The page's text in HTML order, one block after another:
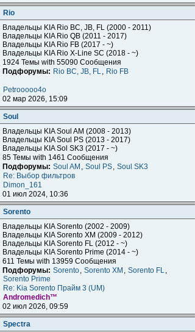
Rio
Владельцы KIA Rio BC, JB, FL (2000 - 2011)
Владельцы KIA Rio QB (2011 - 2017)
Владельцы KIA Rio FB (2017 - ~)
Владельцы KIA Rio X-Line SC (2018 - ~)
1924 Темы with 55090 Сообщения
Подфорумы: Rio BC, JB, FL, Rio FB
Petrooooo4o
02 мар 2026, 15:09
Soul
Владельцы KIA Soul AM (2008 - 2013)
Владельцы KIA Soul PS (2013 - 2017)
Владельцы KIA Sol SK3 (2017 - ~)
85 Темы with 1461 Сообщения
Подфорумы: Soul AM , Soul PS, Soul SK3
Re: Выбор фильтров
Dimon_161
01 июл 2024, 10:36
Sorento
Владельцы KIA Sorento (2002 - 2009)
Владельцы KIA Sorento XM (2009 - 2012)
Владельцы KIA Sorento FL (2012 - ~)
Владельцы KIA Sorento Prime (2014 - ~)
611 Темы with 13959 Сообщения
Подфорумы: Sorento, Sorento XM , Sorento FL,
Sorento Prime
Re: Kia Sorento Прайм 3 (UM)
Andromedich™
02 июл 2026, 09:59
Spectra